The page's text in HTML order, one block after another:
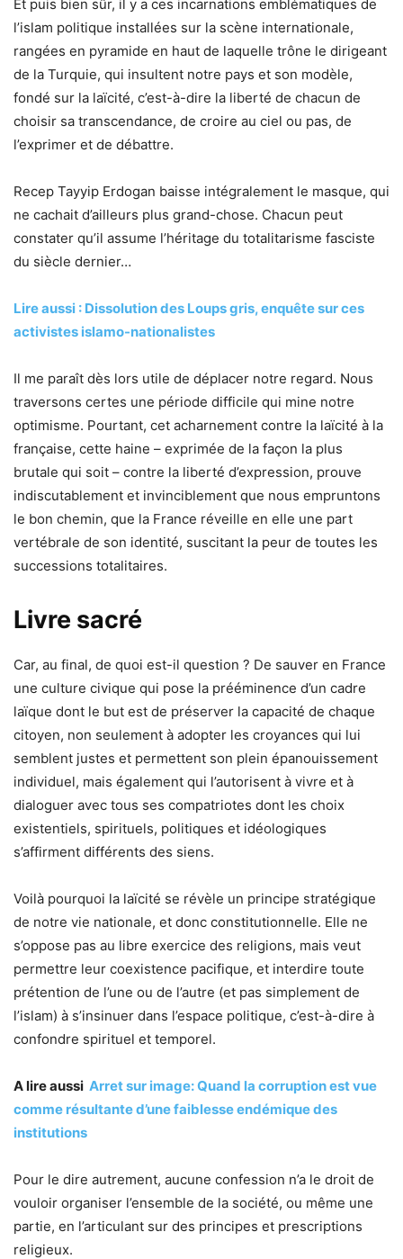
Et puis bien sûr, il y a ces incarnations emblématiques de
l’islam politique installées sur la scène internationale,
rangées en pyramide en haut de laquelle trône le dirigeant
de la Turquie, qui insultent notre pays et son modèle,
fondé sur la laïcité, c’est-à-dire la liberté de chacun de
choisir sa transcendance, de croire au ciel ou pas, de
l’exprimer et de débattre.
Recep Tayyip Erdogan baisse intégralement le masque, qui
ne cachait d’ailleurs plus grand-chose. Chacun peut
constater qu’il assume l’héritage du totalitarisme fasciste
du siècle dernier…
Lire aussi : Dissolution des Loups gris, enquête sur ces
activistes islamo-nationalistes
Il me paraît dès lors utile de déplacer notre regard. Nous
traversons certes une période difficile qui mine notre
optimisme. Pourtant, cet acharnement contre la laïcité à la
française, cette haine – exprimée de la façon la plus
brutale qui soit – contre la liberté d’expression, prouve
indiscutablement et invinciblement que nous empruntons
le bon chemin, que la France réveille en elle une part
vertébrale de son identité, suscitant la peur de toutes les
successions totalitaires.
Livre sacré
Car, au final, de quoi est-il question ? De sauver en France
une culture civique qui pose la prééminence d’un cadre
laïque dont le but est de préserver la capacité de chaque
citoyen, non seulement à adopter les croyances qui lui
semblent justes et permettent son plein épanouissement
individuel, mais également qui l’autorisent à vivre et à
dialoguer avec tous ses compatriotes dont les choix
existentiels, spirituels, politiques et idéologiques
s’affirment différents des siens.
Voilà pourquoi la laïcité se révèle un principe stratégique
de notre vie nationale, et donc constitutionnelle. Elle ne
s’oppose pas au libre exercice des religions, mais veut
permettre leur coexistence pacifique, et interdire toute
prétention de l’une ou de l’autre (et pas simplement de
l’islam) à s’insinuer dans l’espace politique, c’est-à-dire à
confondre spirituel et temporel.
A lire aussi Arret sur image: Quand la corruption est vue
comme résultante d’une faiblesse endémique des
institutions
Pour le dire autrement, aucune confession n’a le droit de
vouloir organiser l’ensemble de la société, ou même une
partie, en l’articulant sur des principes et prescriptions
religieux.